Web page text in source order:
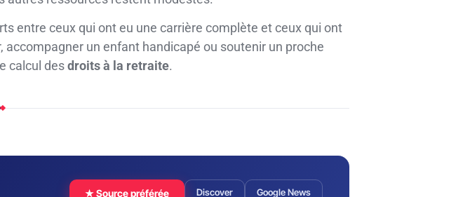
entre ceux qui ont eu une carrière complète et ceux qui ont
un enfant handicapé ou soutenir un proche
calcul desdroits à la retraite.
★ Source préférée Discover Google News